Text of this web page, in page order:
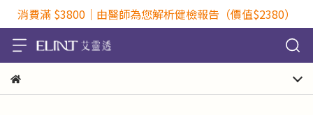
消費滿 $3800｜由醫師為您解析健檢報告（價值$2380）